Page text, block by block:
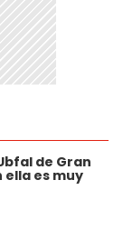
de Gran
ella es muy